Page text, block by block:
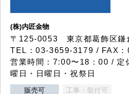
(株)内匠金物
〒125-0053 東京都葛飾区鎌
TEL：03-3659-3179 / FAX
営業時間：7:00〜18：00 / 定
曜日・日曜日・祝祭日
販売可 工事・取付可